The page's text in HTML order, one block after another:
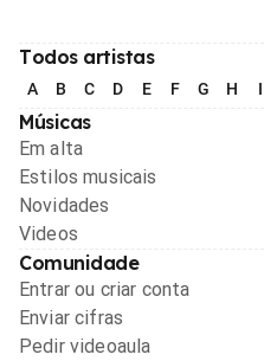
Todos artistas
A B C D E F G H I
Músicas
Em alta
Estilos musicais
Novidades
Videos
Comunidade
Entrar ou criar conta
Enviar cifras
Pedir videoaula